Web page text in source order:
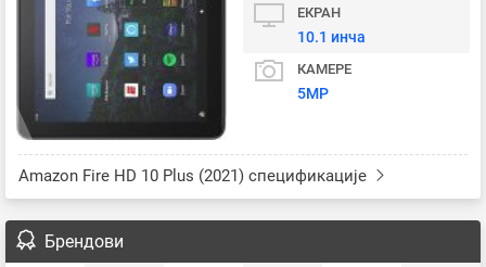
ЕКРАН
10.1 инча
КАМЕРЕ
5MP
Amazon Fire HD 10 Plus (2021) спецификације
Брендови